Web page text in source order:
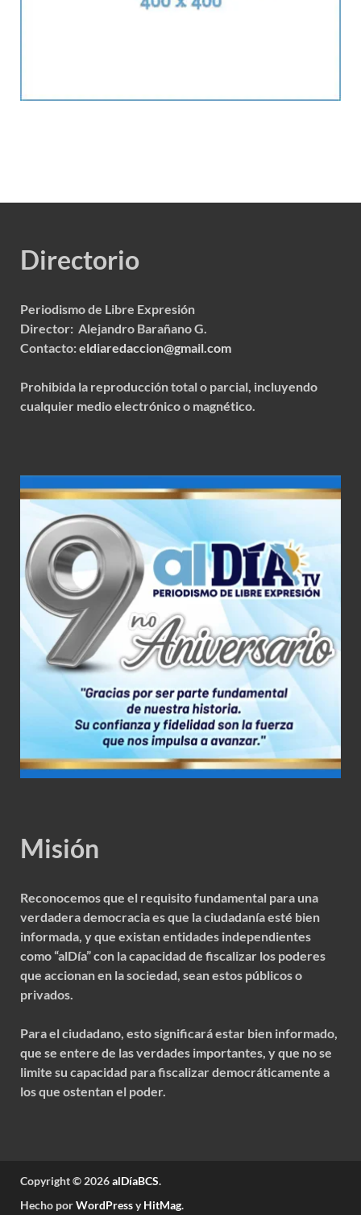
Directorio
Periodismo de Libre Expresión
Director: Alejandro Barañano G.
Contacto:eldiaredaccion@gmail.com
Prohibida la reproducción total o parcial, incluyendo
cualquier medio electrónico o magnético.
Misión
Reconocemos que el requisito fundamental para una
verdadera democracia es que la ciudadanía esté bien
informada, y que existan entidades independientes
como “alDía” con la capacidad de fiscalizar los poderes
que accionan en la sociedad, sean estos públicos o
privados.
Para el ciudadano, esto significará estar bien informado,
que se entere de las verdades importantes, y que no se
limite su capacidad para fiscalizar democráticamente a
los que ostentan el poder.
Copyright © 2026alDíaBCS.
Hecho porWordPressyHitMag.